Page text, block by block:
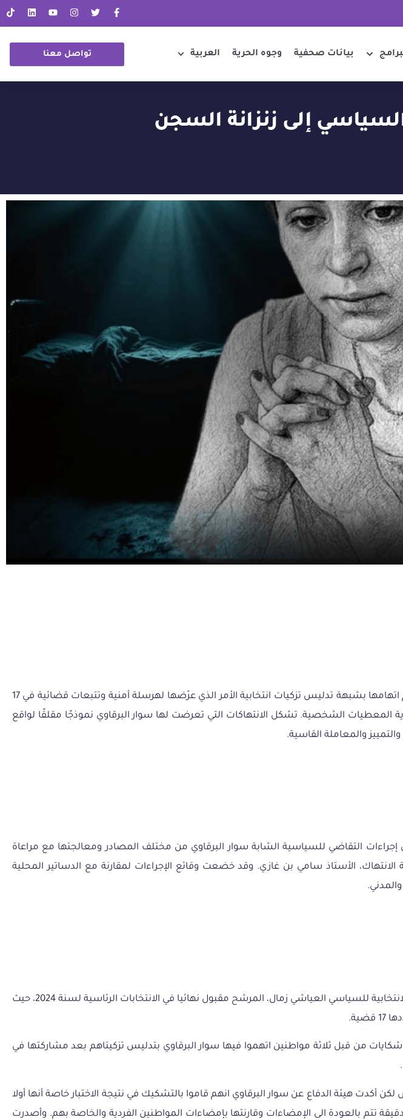
بيانات صحفية وجوه الحرية العربية تواصل معنا
إلى زنزانة السجن
سوار البرقاوي، ناشطة سياسية شابة، تطوعت في الحملة الانتخابية للسياسي العياشي الزمال، تم اتهامها بشبهة تدليس تزكيات انتخابية الأمر الذي عرّضها لهرسلة أمنية وتتبعات قضائية في 17
80 من القانون الأساسي المتعلق بحماية المعطيات الشخصية. تشكل الانتهاكات التي تعرضت لها سوار البرقاوي نموذجًا مقلقًا لواقع
والمعاملة القاسية.
إجراءات التقاضي للسياسية الشابة سوار البرقاوي من مختلف المصادر ومعالجتها مع مراعاة
الانتهاك، الأستاذ سامي بن غازي. وقد خضعت وقائع الإجراءات لمقارنة مع الدساتير المحلية
والمدني.
سوار البرقاوي شابة تنشط في المجال السياسي وهي أمينة مال حركة عازمون وعضوة في الحملة الانتخابية للسياسي العياشي زمال، المرشح مقبول نهائيا في الانتخابات الرئاسية لسنة 2024، حيث
البرقاوي للتحقيق إثر ورود شكايات من قبل ثلاثة مواطنين اتهموا فيها سوار البرقاوي بتدليس تزكيتاهم بعد مشاركتها في
لكن أكدت هيئة الدفاع عن سوار البرقاوي انهم قاموا بالتشكيك في نتيجة الاختبار خاصة أنها أولا
تتم بالعودة الى الإمضاءات وقارنتها بإمضاءات المواطنين الفردية والخاصة بهم. وأصدرت